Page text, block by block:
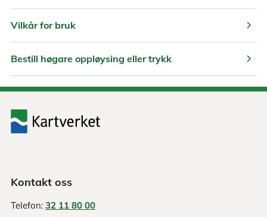
Vilkår for bruk chevron_right
Bestill høgare oppløysing eller trykk chevron_right
Kontakt oss
Telefon: 32 11 80 00